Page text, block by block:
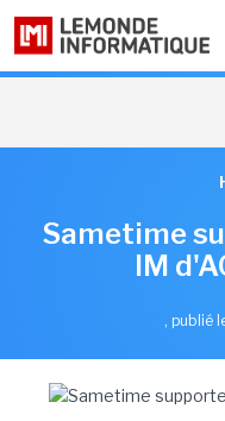
Sametime
IM
, publié